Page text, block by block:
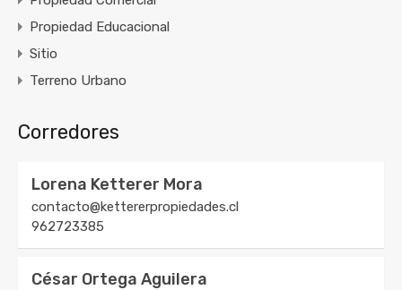
Propiedad Educacional
Sitio
Terreno Urbano
Corredores
Lorena Ketterer Mora
contacto@kettererpropiedades.cl
962723385
César Ortega Aguilera